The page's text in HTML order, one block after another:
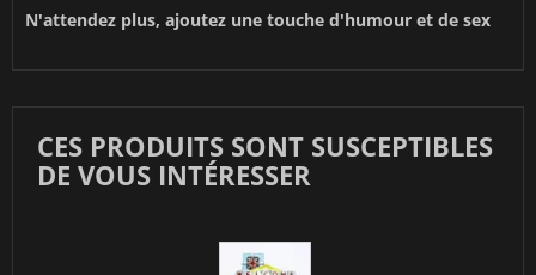
N'attendez plus, ajoutez une touche d'humour et de sex
CES PRODUITS SONT SUSCEPTIBLES
DE VOUS INTÉRESSER